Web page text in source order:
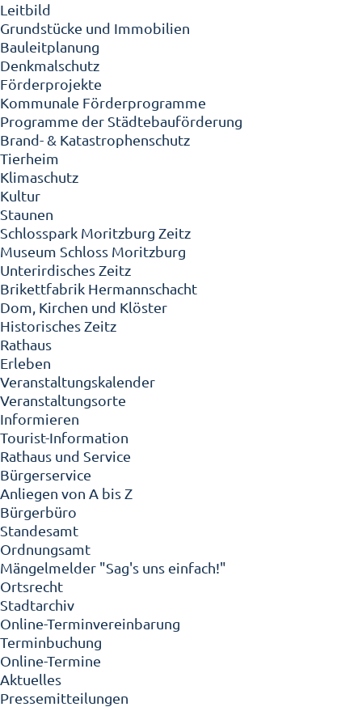
Leitbild
Grundstücke und Immobilien
Bauleitplanung
Denkmalschutz
Förderprojekte
Kommunale Förderprogramme
Programme der Städtebauförderung
Brand- & Katastrophenschutz
Tierheim
Klimaschutz
Kultur
Staunen
Schlosspark Moritzburg Zeitz
Museum Schloss Moritzburg
Unterirdisches Zeitz
Brikettfabrik Hermannschacht
Dom, Kirchen und Klöster
Historisches Zeitz
Rathaus
Erleben
Veranstaltungskalender
Veranstaltungsorte
Informieren
Tourist-Information
Rathaus und Service
Bürgerservice
Anliegen von A bis Z
Bürgerbüro
Standesamt
Ordnungsamt
Mängelmelder "Sag's uns einfach!"
Ortsrecht
Stadtarchiv
Online-Terminvereinbarung
Terminbuchung
Online-Termine
Aktuelles
Pressemitteilungen